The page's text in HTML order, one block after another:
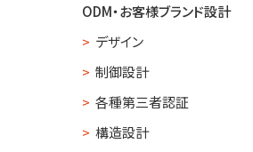
ODM・お客様ブランド設計
デザイン
制御設計
各種第三者認証
構造設計